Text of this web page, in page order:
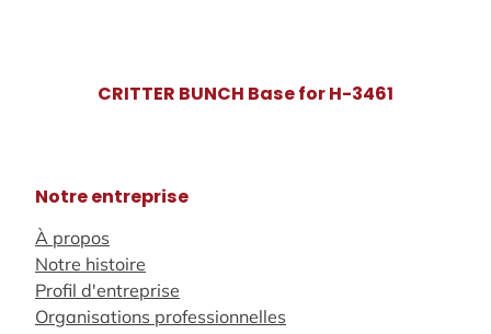
CRITTER BUNCH Base for H-3461
Notre entreprise
À propos
Notre histoire
Profil d'entreprise
Organisations professionnelles